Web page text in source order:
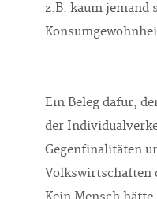
z.B. kaum jemand
Ein Beleg dafür,
der
Gegenfinalitäten
Volkswirtschaften